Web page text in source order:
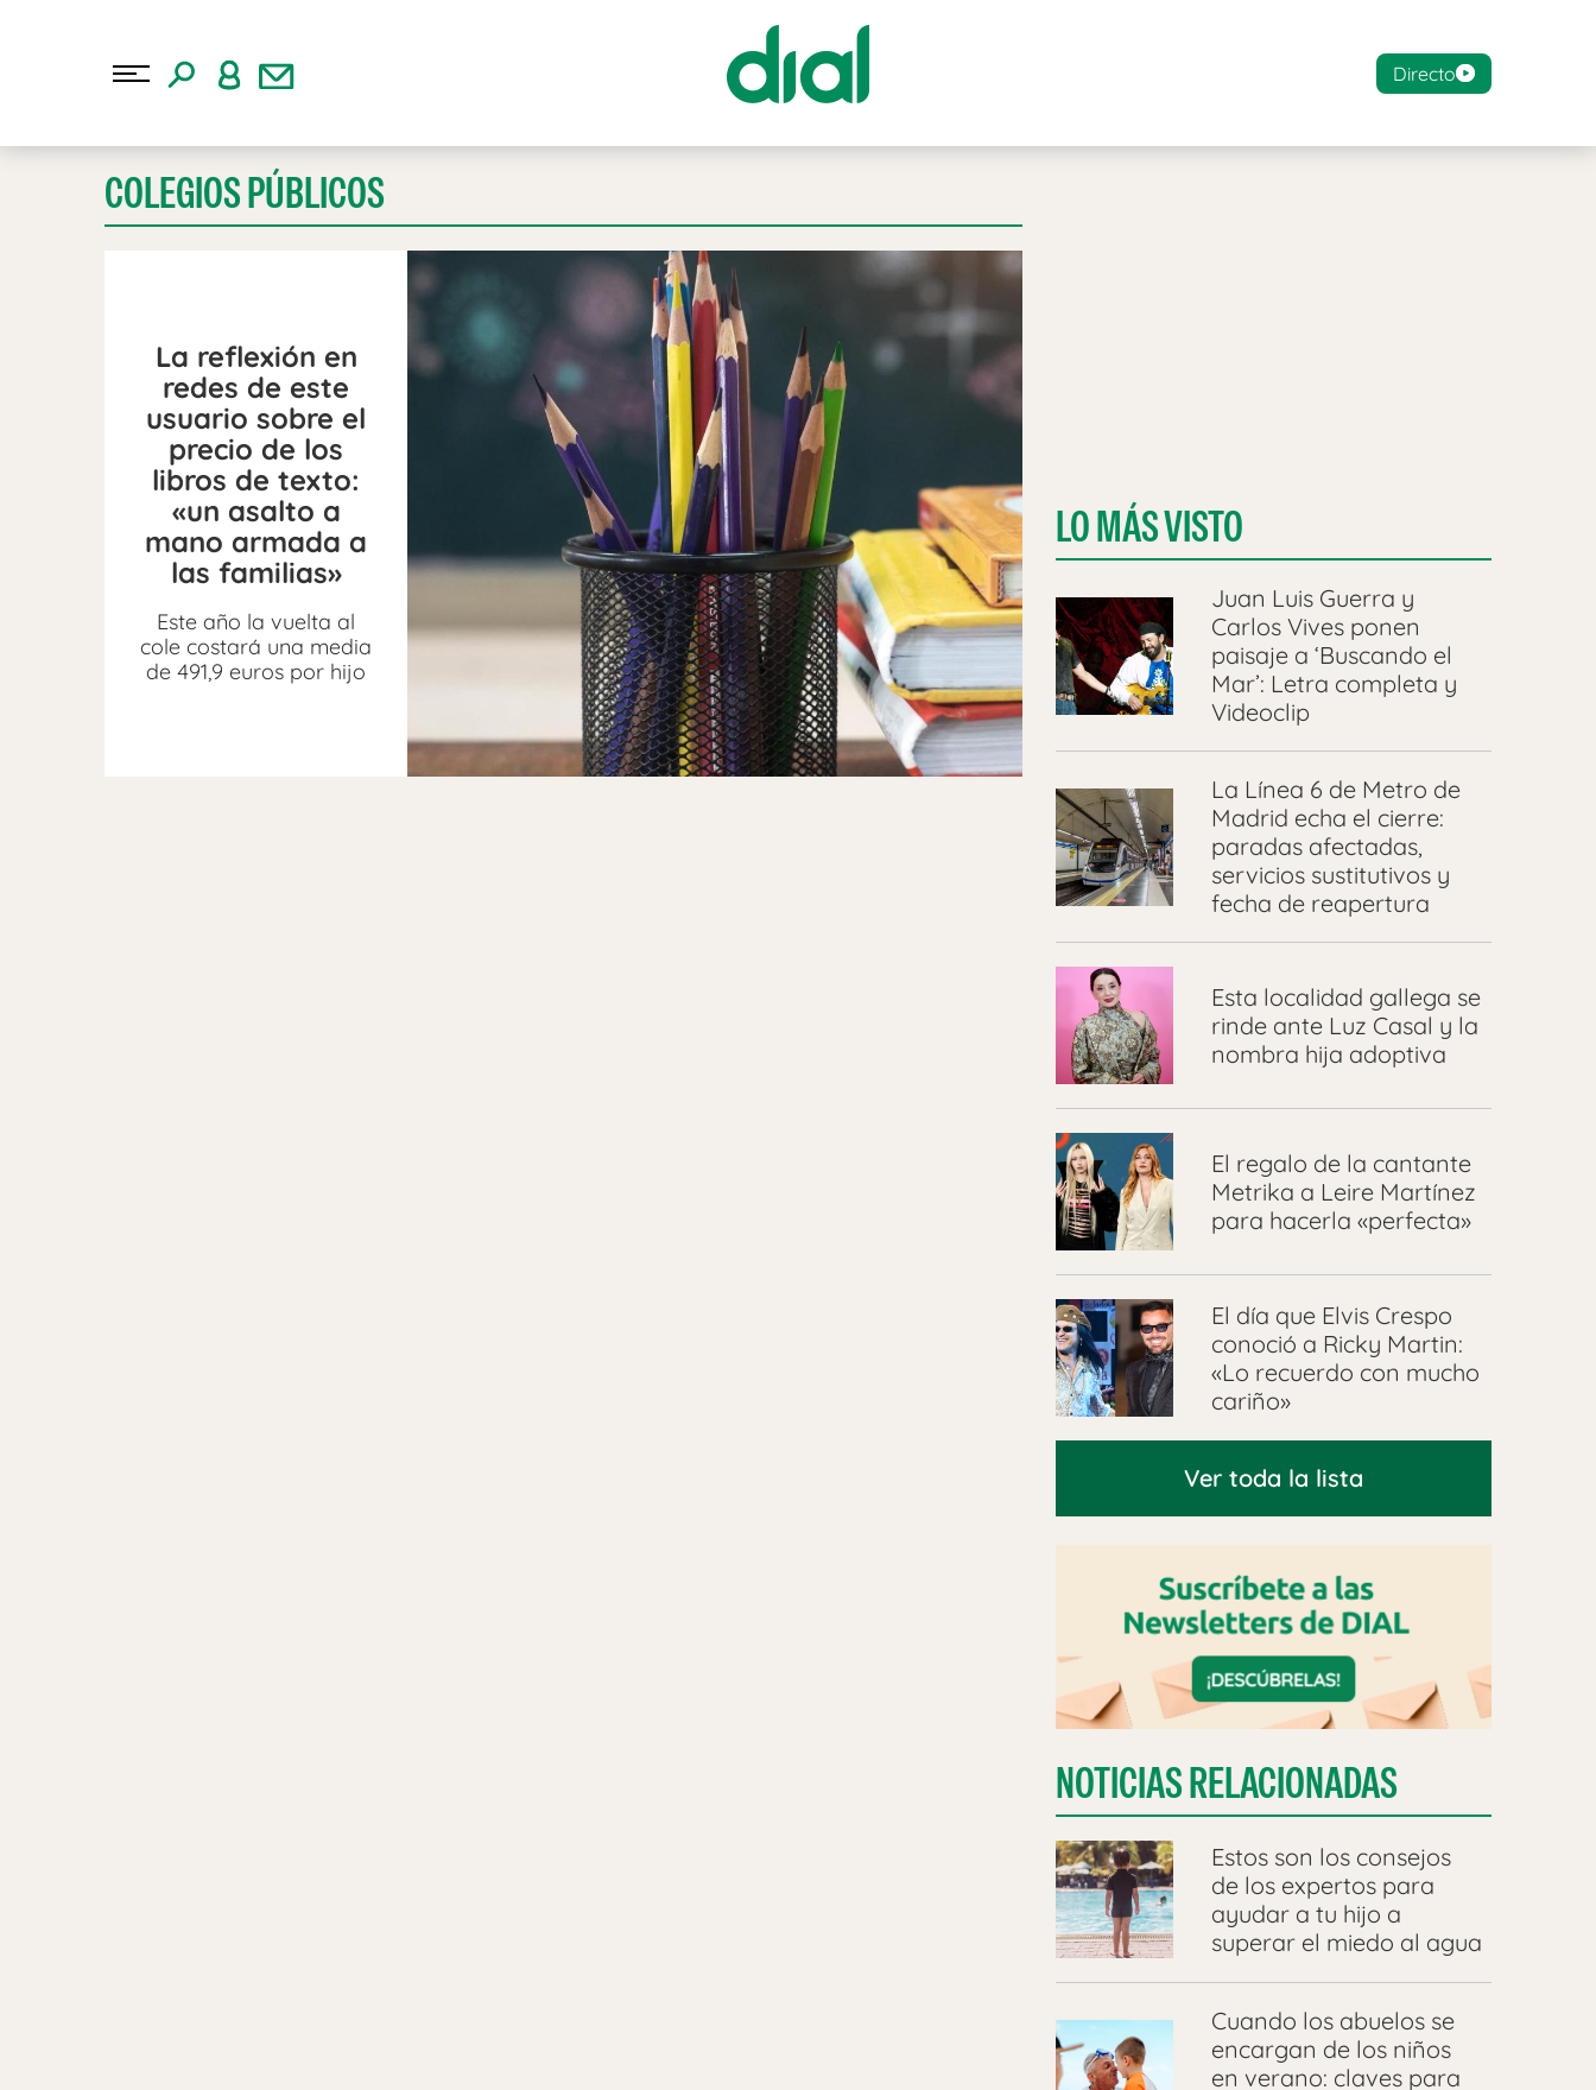
Directo
COLEGIOS PÚBLICOS
La reflexión en
redes de este
usuario sobre el
precio de los
libros de texto:
«un asalto a
mano armada a
las familias»
Este año la vuelta al
cole costará una media
de 491,9 euros por hijo
LO MÁS VISTO
Juan Luis Guerra y
Carlos Vives ponen
paisaje a ‘Buscando el
Mar’: Letra completa y
Videoclip
La Línea 6 de Metro de
Madrid echa el cierre:
paradas afectadas,
servicios sustitutivos y
fecha de reapertura
Esta localidad gallega se
rinde ante Luz Casal y la
nombra hija adoptiva
El regalo de la cantante
Metrika a Leire Martínez
para hacerla «perfecta»
El día que Elvis Crespo
conoció a Ricky Martin:
«Lo recuerdo con mucho
cariño»
Ver toda la lista
NOTICIAS RELACIONADAS
Estos son los consejos
de los expertos para
ayudar a tu hijo a
superar el miedo al agua
Cuando los abuelos se
encargan de los niños
en verano: claves para